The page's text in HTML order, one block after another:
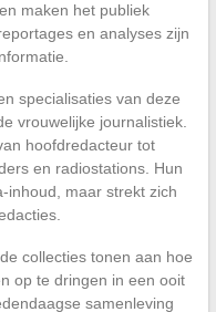
maken het publiek
en analyses zijn
specialisaties van deze
vrouwelijke journalistiek.
hoofdredacteur tot
en radiostations. Hun
inhoud, maar strekt zich
collecties tonen aan hoe
op te dringen in een ooit
samenleving